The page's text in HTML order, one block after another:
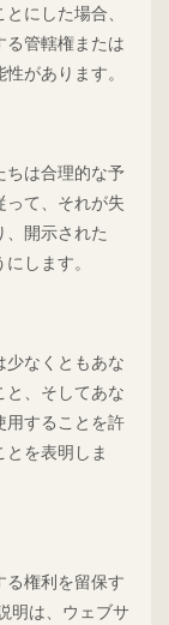
にした場合、
る管轄権または
があります。
ちは合理的な予
って、それが失
開示された
します。
少なくともあな
と、そしてあな
用することを許
を表明しま
る権利を留保す
明は、ウェブサ